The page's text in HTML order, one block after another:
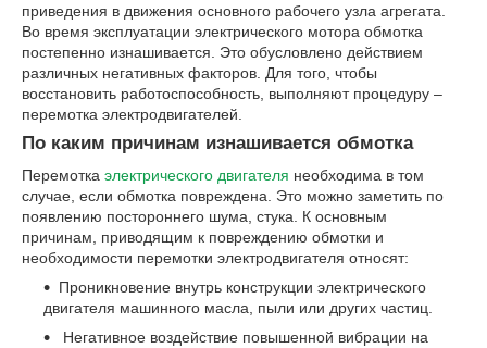
приведения в движения основного рабочего узла агрегата.
Во время эксплуатации электрического мотора обмотка
постепенно изнашивается. Это обусловлено действием
различных негативных факторов. Для того, чтобы
восстановить работоспособность, выполняют процедуру –
перемотка электродвигателей.
По каким причинам изнашивается обмотка
Перемотка электрического двигателя необходима в том
случае, если обмотка повреждена. Это можно заметить по
появлению постороннего шума, стука. К основным
причинам, приводящим к повреждению обмотки и
необходимости перемотки электродвигателя относят:
Проникновение внутрь конструкции электрического
двигателя машинного масла, пыли или других частиц.
Негативное воздействие повышенной вибрации на